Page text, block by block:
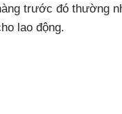
trước đó thường
lao động.